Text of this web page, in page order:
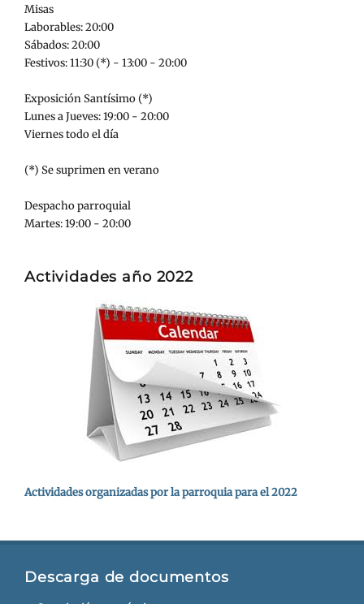
Misas
Laborables: 20:00
Sábados: 20:00
Festivos: 11:30 (*) - 13:00 - 20:00
Exposición Santísimo (*)
Lunes a Jueves: 19:00 - 20:00
Viernes todo el día
(*) Se suprimen en verano
Despacho parroquial
Martes: 19:00 - 20:00
Actividades año 2022
Actividades organizadas por la parroquia para el 2022
Descarga de documentos